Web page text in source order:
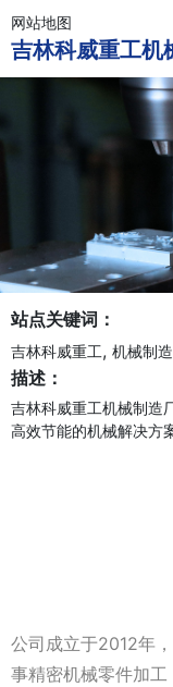
网站地图
吉林科威重工机
站点关键词：
吉林科威重工, 机械制
描述：
吉林科威重工机械制造
高效节能的机械解决方
公司成立于2012年
事精密机械零件加